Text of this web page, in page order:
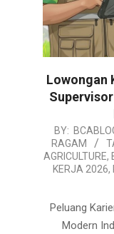
Lowongan
2026-
03-
18
BY:
RAGAM
AGRICULTURE,
KERJA 2026,
Peluang
Modern